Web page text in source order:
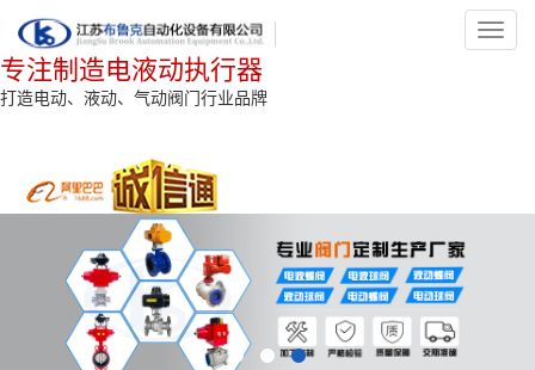
专注制造电液动执行器
打造电动、液动、气动阀门行业品牌